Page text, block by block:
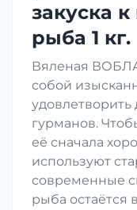
закуска
рыба 1 кг.
Вяленая
собой
гурманов.
её сначала
используют
современные
рыба остаётся